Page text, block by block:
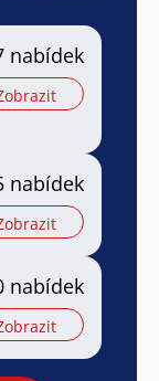
nabídek
nabídek
nabídek